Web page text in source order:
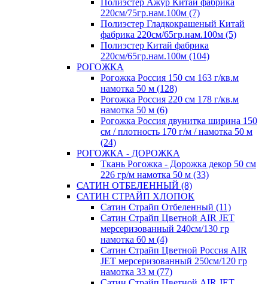
Полиэстер Ажур Китай фабрика
220см/75гр.нам.100м (7)
Полиэстер Гладкокрашеный Китай
фабрика 220см/65гр.нам.100м (5)
Полиэстер Китай фабрика
220см/65гр.нам.100м (104)
РОГОЖКА
Рогожка Россия 150 см 163 г/кв.м
намотка 50 м (128)
Рогожка Россия 220 см 178 г/кв.м
намотка 50 м (6)
Рогожка Россия двунитка ширина 150
см / плотность 170 г/м / намотка 50 м
(24)
РОГОЖКА - ДОРОЖКА
Ткань Рогожка - Дорожка декор 50 см
226 гр/м намотка 50 м (33)
САТИН ОТБЕЛЕННЫЙ (8)
САТИН СТРАЙП ХЛОПОК
Сатин Страйп Отбеленный (11)
Сатин Страйп Цветной AIR JET
мерсеризованный 240см/130 гр
намотка 60 м (4)
Сатин Страйп Цветной Россия AIR
JET мерсеризованный 250см/120 гр
намотка 33 м (77)